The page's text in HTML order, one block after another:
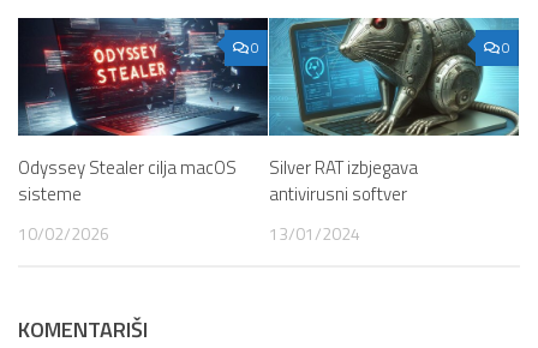
0
Odyssey Stealer cilja macOS
sisteme
10/02/2026
0
Silver RAT izbjegava
antivirusni softver
13/01/2024
KOMENTARIŠI